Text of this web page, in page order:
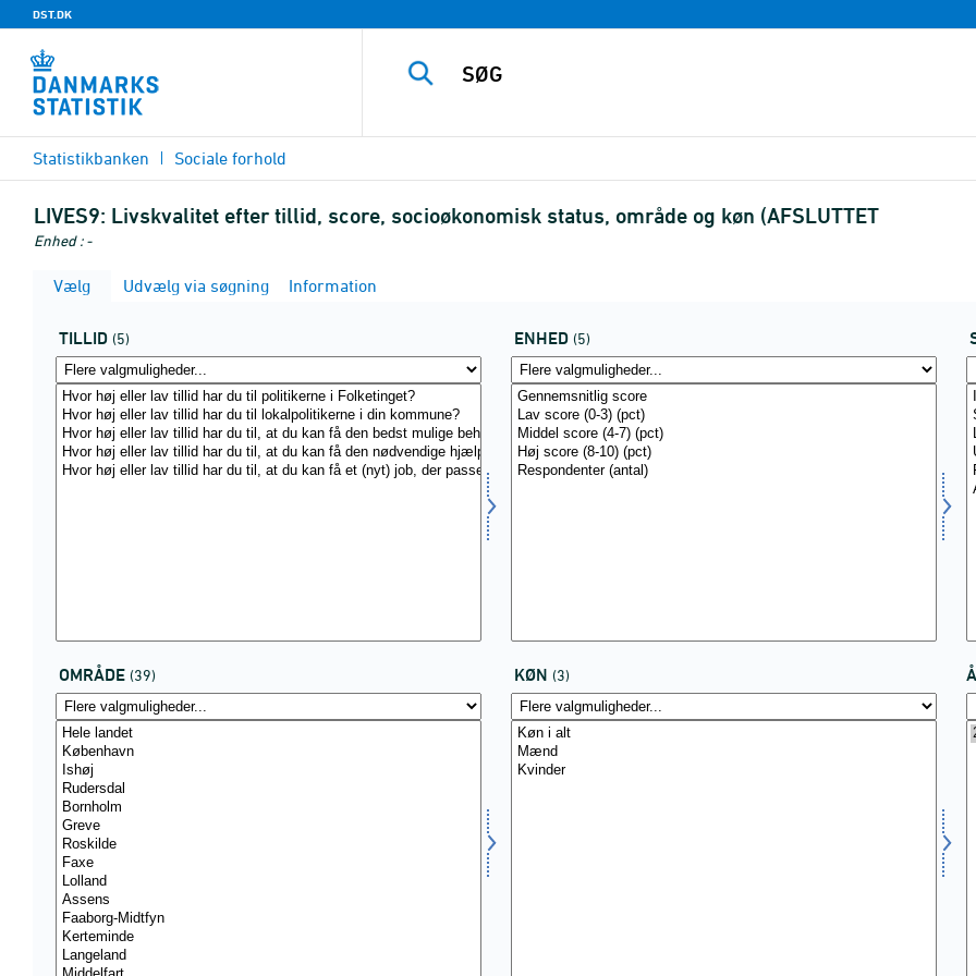
DST.DK
Statistikbanken Sociale forhold
LIVES9: Livskvalitet efter tillid, score, socioøkonomisk status, område og køn (AFSLUTTET
Enhed : -
Vælg Udvælg via søgning Information
TILLID (5) ENHED (5)
OMRÅDE (39) KØN (3)